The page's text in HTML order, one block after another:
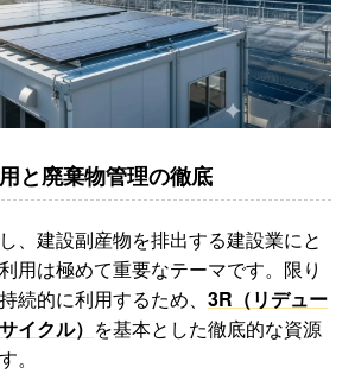
と廃棄物管理の徹底
、建設副産物を排出する建設業にと
用は極めて重要なテーマです。限り
続的に利用するため、 3R（リデュー
イクル） を基本とした徹底的な資源
。